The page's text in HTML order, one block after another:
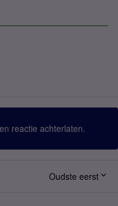
reactie achterlaten.
Oudste eerst